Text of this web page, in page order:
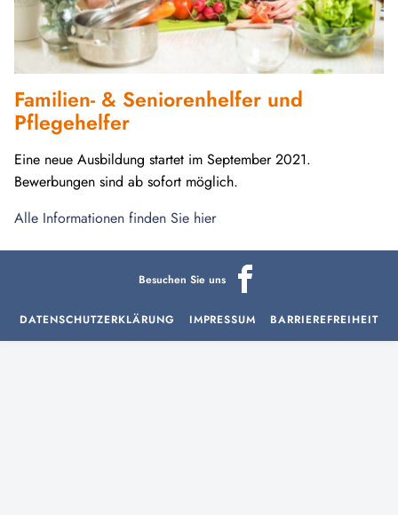
Familien- & Seniorenhelfer und
Pflegehelfer
Eine neue Ausbildung startet im September 2021.
Bewerbungen sind ab sofort möglich.
Alle Informationen finden Sie hier
Besuchen Sie uns
DATENSCHUTZERKLÄRUNG IMPRESSUM BARRIEREFREIHEIT